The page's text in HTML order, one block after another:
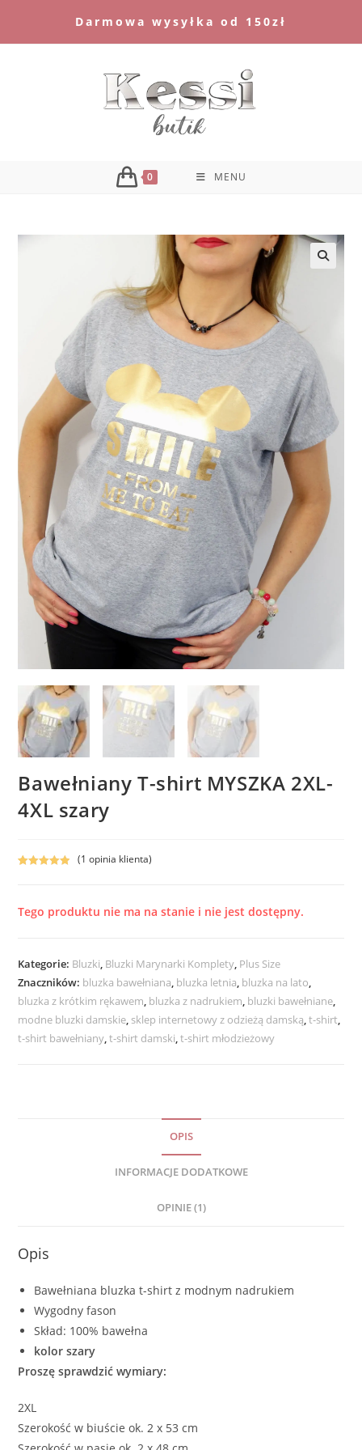
Darmowa wysyłka od 150zł
0 MENU
Bawełniany T-shirt MYSZKA 2XL-
4XL szary
oceny klienta
(1 opinia klienta)
Tego produktu nie ma na stanie i nie jest dostępny.
Kategorie: Bluzki, Bluzki Marynarki Komplety, Plus Size
Znaczników: bluzka bawełniana, bluzka letnia, bluzka na lato,
bluzka z krótkim rękawem, bluzka z nadrukiem, bluzki bawełniane,
modne bluzki damskie, sklep internetowy z odzieżą damską,t-shirt,
t-shirt bawełniany,t-shirt damski,t-shirt młodzieżowy
OPIS
INFORMACJE DODATKOWE
OPINIE (1)
Opis
Bawełniana bluzka t-shirt z modnym nadrukiem
Wygodny fason
Skład: 100% bawełna
kolor szary
Proszę sprawdzić wymiary:
2XL
Szerokość w biuście ok. 2 x 53 cm